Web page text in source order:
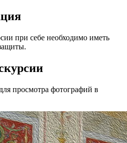
при себе необходимо иметь
просмотра фотографий в